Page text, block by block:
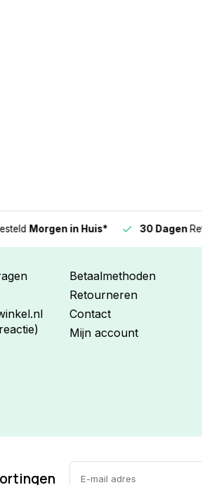
in Huis* 30 DagenRetour*
Betaalmethoden
Retourneren
Contact
Mijn account